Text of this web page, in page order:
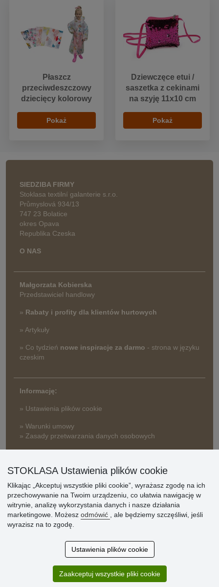
Płaszcz
przeciwdeszczowy
dziecięcy kolorowy
Pokaż
Dziewczęce etui /
saszetka z cekinami
na szyję 11x10 cm
Pokaż
SIEDZIBA FIRMY
Stoklasa textilní galanterie s.r.o.
Průmyslová 934/13
747 23 Bolatice
okres Opava
Republika Czeska
O NAS
Małgorzata Kobierska
Przedstawiciel handlowy
» Rabaty i profity dla klientów hurtowych
» Artykuły
» Co tydzień nowe inspiracje za darmo - strona w języku
czeskim
Informację:
» Ustawienia plików cookie
» Warunki umowy
» Zasady przetwarzania danych osobowych
» Najczęściej zadawane pytania
Ocena
Zakup przebiegł sprawnie. Jestem
zadowolona. Polecam.
STOKLASA Ustawienia plików cookie
Klikając „Akceptuj wszystkie pliki cookie”, wyrażasz zgodę na ich
przechowywanie na Twoim urządzeniu, co ułatwia nawigację w
witrynie, analizę wykorzystania danych i nasze działania
marketingowe. Możesz odmówić
, ale będziemy szczęśliwi, jeśli
wyrazisz na to zgodę.
Ustawienia plików cookie
Zaakceptuj wszystkie pliki cookie